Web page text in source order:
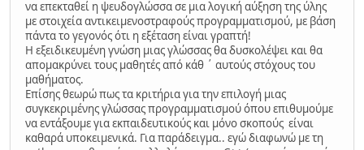
να επεκταθεί η ψευδογλώσσα σε μια λογική αύξηση της ύλης
με στοιχεία αντικειμενοστραφούς προγραμματισμού, με βάση
πάντα το γεγονός ότι η εξέταση είναι γραπτή!
Η εξειδικευμένη γνώση μιας γλώσσας θα δυσκολέψει και θα
απομακρύνει τους μαθητές από κάθ ΄ αυτούς στόχους του
μαθήματος.
Επίσης θεωρώ πως τα κριτήρια για την επιλογή μιας
συγκεκριμένης γλώσσας προγραμματισμού όπου επιθυμούμε
να εντάξουμε για εκπαιδευτικούς και μόνο σκοπούς είναι
καθαρά υποκειμενικά. Για παράδειγμα.. εγώ διαφωνώ με τη